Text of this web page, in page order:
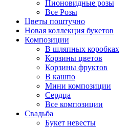
Пионовидные розы
Все Розы
Цветы поштучно
Новая коллекция букетов
Композиции
В шляпных коробках
Корзины цветов
Корзины фруктов
В кашпо
Мини композиции
Сердца
Все композиции
Свадьба
Букет невесты